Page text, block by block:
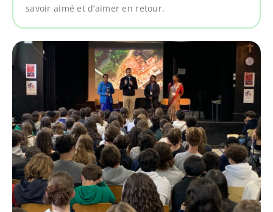
savoir aimé et d’aimer en retour.